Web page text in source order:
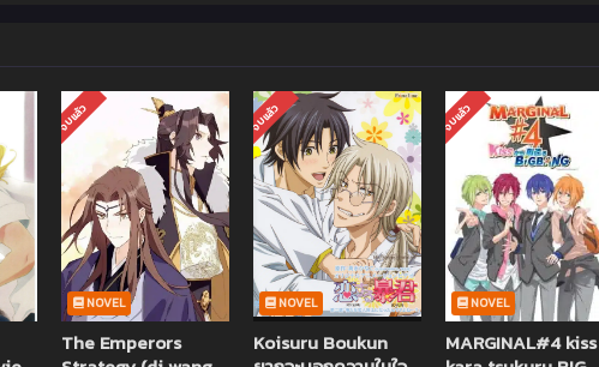
จบแล้ว
NOVEL
The Emperors
จบแล้ว
NOVEL
Koisuru Boukun
จบแล้ว
NOVEL
MARGINAL#4 kiss